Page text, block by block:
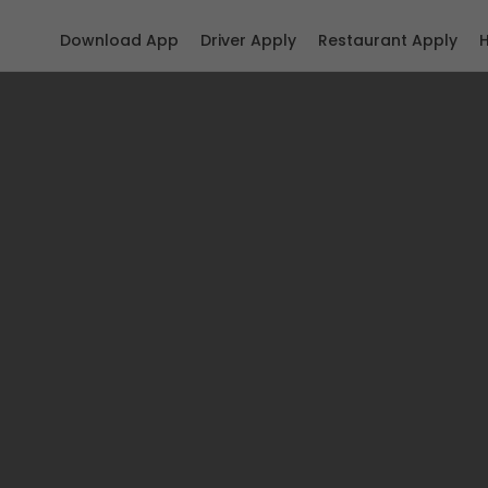
Restaurant Apply
Driver Apply
Download App